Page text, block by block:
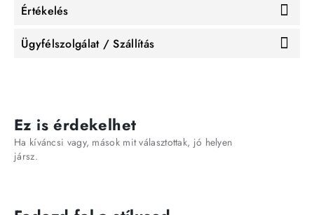
Értékelés
Ügyfélszolgálat / Szállítás
Ez is érdekelhet
Ha kíváncsi vagy, mások mit választottak, jó helyen
jársz.